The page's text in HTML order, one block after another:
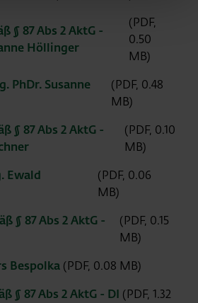
§ 87 Abs 2 AktG -
Höllinger
(PDF,
0.50
MB)
PhDr. Susanne
(PDF, 0.48
MB)
§ 87 Abs 2 AktG -
(PDF, 0.10
MB)
Ewald
(PDF, 0.06
MB)
§ 87 Abs 2 AktG -
(PDF, 0.15
MB)
Bespolka (PDF, 0.08 MB)
§ 87 Abs 2 AktG - DI (PDF, 1.32